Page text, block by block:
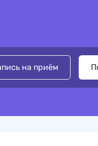
на приём